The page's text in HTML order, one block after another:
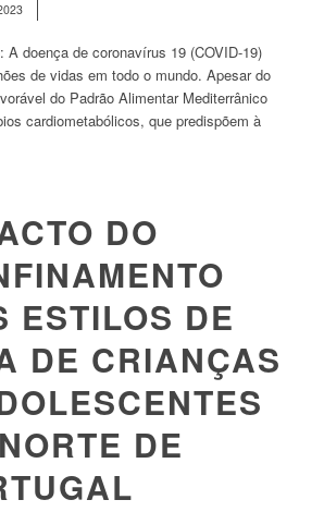
A doença de coronavírus 19 (COVID-19)
de vidas em todo o mundo. Apesar do
do Padrão Alimentar Mediterrânico
cardiometabólicos, que predispõem à
DO
ESTILOS DE
DE CRIANÇAS
DE